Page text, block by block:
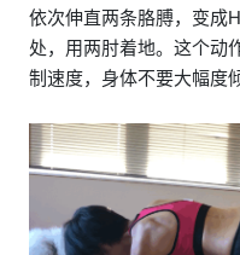
依次伸直两条胳膊，变成
处，用两肘着地。这个动
制速度，身体不要大幅度